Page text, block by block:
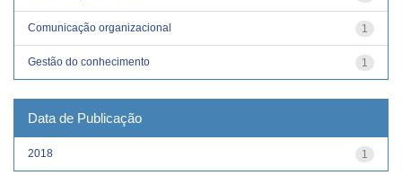
1
Comunicação organizacional
1
Gestão do conhecimento
Data de Publicação
1
2018